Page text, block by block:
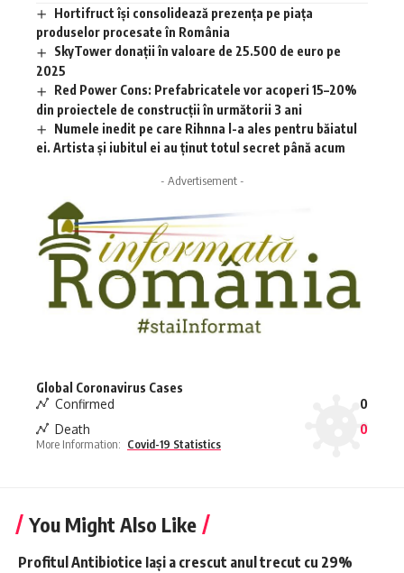
Hortifruct își consolidează prezența pe piața
produselor procesate în România
SkyTower donații în valoare de 25.500 de euro pe
2025
Red Power Cons: Prefabricatele vor acoperi 15–20%
din proiectele de construcții în următorii 3 ani
Numele inedit pe care Rihnna l-a ales pentru băiatul
ei. Artista și iubitul ei au ținut totul secret până acum
- Advertisement -
Global Coronavirus Cases
Confirmed
0
Death
0
More Information: Covid-19 Statistics
You Might Also Like
Profitul Antibiotice Iaşi a crescut anul trecut cu 29%